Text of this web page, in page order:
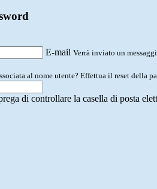
E-mail Verrà inviato un
al nome utente? Effettua il reset della
di controllare la casella di posta